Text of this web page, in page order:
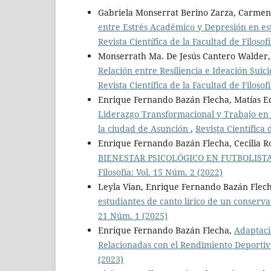
Gabriela Monserrat Berino Zarza,
entre Estrés Académico y Depresión en
Revista Científica de la Facultad de
Monserrath Ma. De Jesús Cantero
Relación entre Resiliencia e Ideación
Revista Científica de la Facultad de
Enrique Fernando Bazán Flecha, Matías
Liderazgo Transformacional y Trabajo
la ciudad de Asunción , Revista Científica
Enrique Fernando Bazán Flecha, Cecilia
BIENESTAR PSICOLÓGICO EN
Filosofía: Vol. 15 Núm. 2 (2022)
Leyla Vian, Enrique Fernando Bazán
estudiantes de canto lírico de un
21 Núm. 1 (2025)
Enrique Fernando Bazán Flecha,
Relacionadas con el Rendimiento
(2023)